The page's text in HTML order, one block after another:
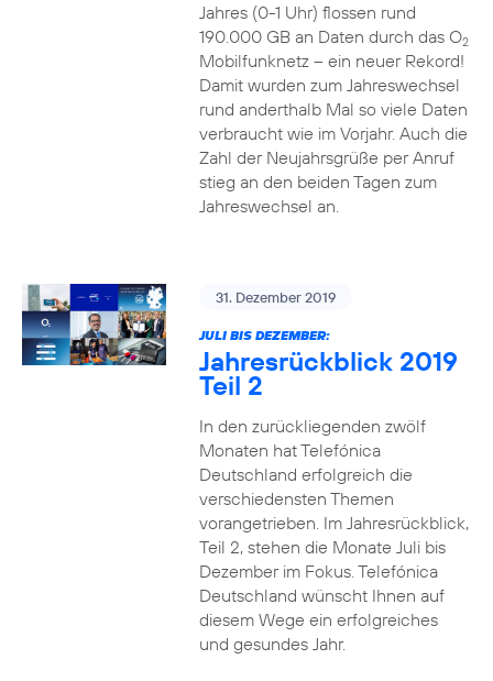
Jahres (0-1 Uhr) flossen rund
190.000 GB an Daten durch das O2
Mobilfunknetz – ein neuer Rekord!
Damit wurden zum Jahreswechsel
rund anderthalb Mal so viele Daten
verbraucht wie im Vorjahr. Auch die
Zahl der Neujahrsgrüße per Anruf
stieg an den beiden Tagen zum
Jahreswechsel an.
31. Dezember 2019
JULI BIS DEZEMBER:
Jahresrückblick 2019
Teil 2
In den zurückliegenden zwölf
Monaten hat Telefónica
Deutschland erfolgreich die
verschiedensten Themen
vorangetrieben. Im Jahresrückblick,
Teil 2, stehen die Monate Juli bis
Dezember im Fokus. Telefónica
Deutschland wünscht Ihnen auf
diesem Wege ein erfolgreiches
und gesundes Jahr.